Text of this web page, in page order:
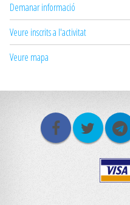
Demanar informació
Veure inscrits a l'activitat
Veure mapa